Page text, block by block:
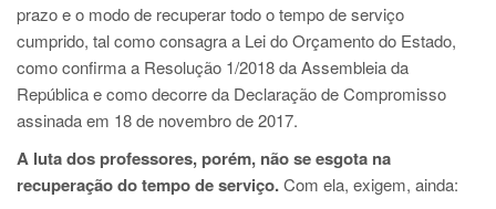
prazo e o modo de recuperar todo o tempo de serviço
cumprido, tal como consagra a Lei do Orçamento do Estado,
como confirma a Resolução 1/2018 da Assembleia da
República e como decorre da Declaração de Compromisso
assinada em 18 de novembro de 2017.
A luta dos professores, porém, não se esgota na
recuperação do tempo de serviço.Com ela, exigem, ainda: